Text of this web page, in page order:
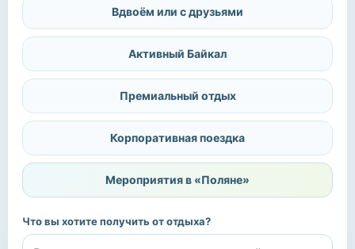
Вдвоём или с друзьями
Активный Байкал
Премиальный отдых
Корпоративная поездка
Мероприятия в «Поляне»
Что вы хотите получить от отдыха?